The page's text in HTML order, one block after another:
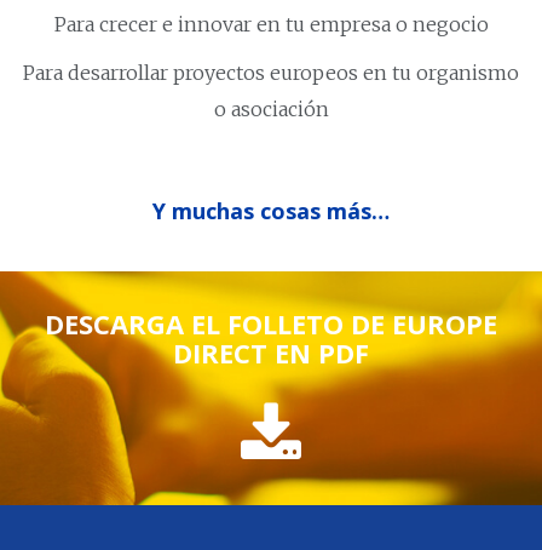
Para crecer e innovar en tu empresa o negocio
Para desarrollar proyectos europeos en tu organismo
o asociación
Y muchas cosas más…
DESCARGA EL FOLLETO DE EUROPE
DIRECT EN PDF